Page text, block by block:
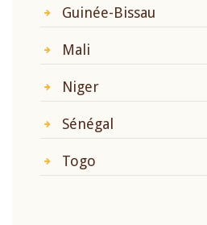
Guinée-Bissau
Mali
Niger
Sénégal
Togo